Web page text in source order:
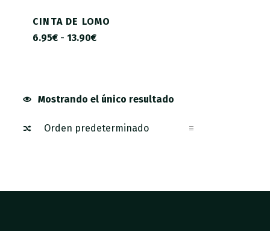
CINTA DE LOMO
6.95€ - 13.90€
Mostrando el único resultado